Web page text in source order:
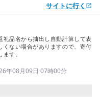
サイトに行く
品名から抽出し自動計算して表
ない場合がありますので、寄付
す。
年08月09日 07時00分